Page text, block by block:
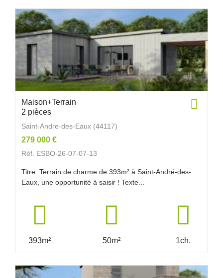
Maison+Terrain
2 pièces
Saint-Andre-des-Eaux (44117)
279 000 €
Réf. ESBO-26-07-07-13
Titre: Terrain de charme de 393m² à Saint-André-des-
Eaux, une opportunité à saisir ! Texte...
393m² 50m² 1ch.